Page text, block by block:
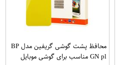
محافظ پشت گوشی گریفین مدل BP
GN pl مناسب برای گوشی موبایل